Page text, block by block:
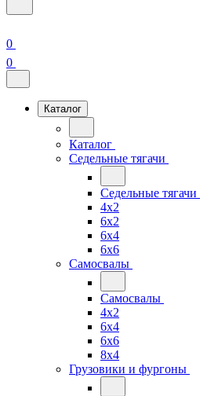
0
0
Каталог
Каталог
Седельные тягачи
Седельные тягачи
4x2
6x2
6x4
6x6
Самосвалы
Самосвалы
4x2
6x4
6x6
8x4
Грузовики и фургоны